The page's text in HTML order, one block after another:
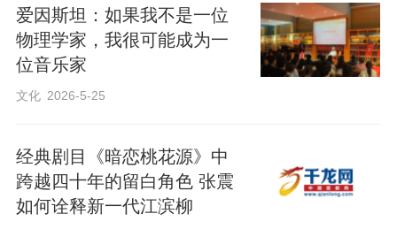
爱因斯坦：如果我不是一位
物理学家，我很可能成为一
位音乐家
文化 2026-5-25
经典剧目《暗恋桃花源》中
跨越四十年的留白角色 张震
如何诠释新一代江滨柳